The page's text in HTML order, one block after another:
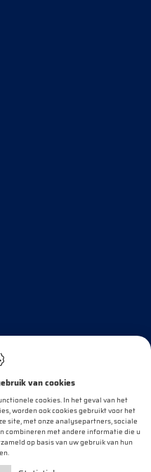
van cookies
cookies. In het geval van het
worden ook cookies gebruikt voor het
site, met onze analysepartners, sociale
combineren met andere informatie die u
op basis van uw gebruik van hun